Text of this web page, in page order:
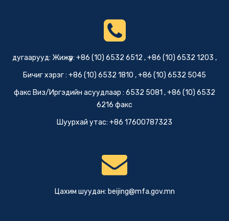
дугаарууд: Жижүүр: +86 (10) 6532 6512 , +86 (10) 6532 1203 ,
Бичиг хэрэг : +86 (10) 6532 1810 , +86 (10) 6532 5045
факс Виз/Иргэдийн асуудлаар : 6532 5081 , +86 (10) 6532
6216 факс
Шуурхай утас: +86 17600787323
Цахим шуудан: beijing@mfa.gov.mn